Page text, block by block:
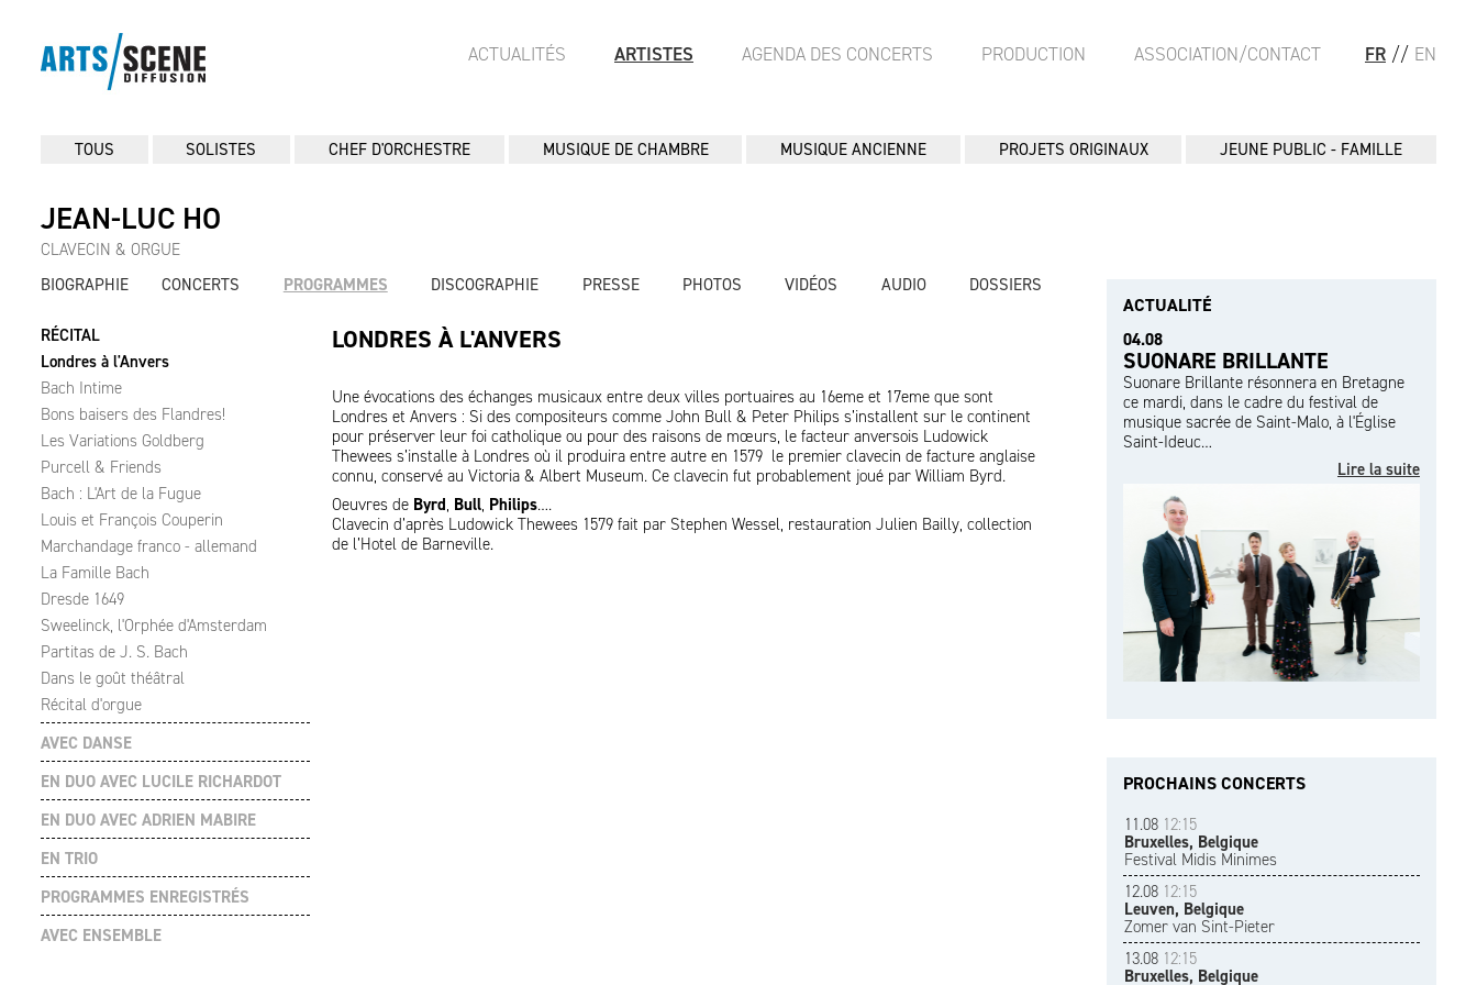
FR // EN
ACTUALITÉS ARTISTES AGENDA DES CONCERTS PRODUCTION ASSOCIATION/CONTACT
TOUS SOLISTES CHEF D'ORCHESTRE MUSIQUE DE CHAMBRE MUSIQUE ANCIENNE PROJETS ORIGINAUX JEUNE PUBLIC - FAMILLE
JEAN-LUC HO
CLAVECIN & ORGUE
BIOGRAPHIE
CONCERTS PROGRAMMES DISCOGRAPHIE PRESSE PHOTOS VIDÉOS AUDIO DOSSIERS
RÉCITAL
Londres à l'Anvers
Bach Intime
Bons baisers des Flandres!
Les Variations Goldberg
Purcell & Friends
Bach : L'Art de la Fugue
Louis et François Couperin
Marchandage franco - allemand
La Famille Bach
Dresde 1649
Sweelinck, l'Orphée d'Amsterdam
Partitas de J. S. Bach
Dans le goût théâtral
Récital d'orgue
AVEC DANSE
EN DUO AVEC LUCILE RICHARDOT
EN DUO AVEC ADRIEN MABIRE
EN TRIO
PROGRAMMES ENREGISTRÉS
AVEC ENSEMBLE
LONDRES À L'ANVERS
Une évocations des échanges musicaux entre deux villes portuaires au 16eme et 17eme que sont
Londres et Anvers : Si des compositeurs comme John Bull & Peter Philips s’installent sur le continent
pour préserver leur foi catholique ou pour des raisons de mœurs, le facteur anversois Ludowick
Thewees s’installe à Londres où il produira entre autre en 1579 le premier clavecin de facture anglaise
connu, conservé au Victoria & Albert Museum. Ce clavecin fut probablement joué par William Byrd.
Oeuvres de Byrd, Bull, Philips….
Clavecin d’après Ludowick Thewees 1579 fait par Stephen Wessel, restauration Julien Bailly, collection
de l’Hotel de Barneville.
ACTUALITÉ
04.08
SUONARE BRILLANTE
Suonare Brillante résonnera en Bretagne
ce mardi, dans le cadre du festival de
musique sacrée de Saint-Malo, à l'Église
Saint-Ideuc…
Lire la suite
PROCHAINS CONCERTS
11.08 12:15
Bruxelles, Belgique
Festival Midis Minimes
12.08 12:15
Leuven, Belgique
Zomer van Sint-Pieter
13.08 12:15
Bruxelles, Belgique